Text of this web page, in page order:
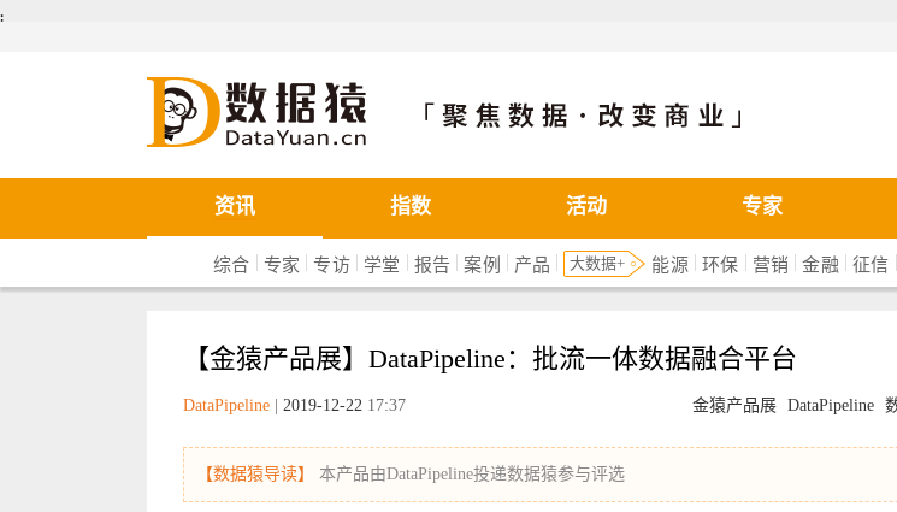
܄
数据猿
资讯 指数 活动 专家
综合 | 专家 |专访| 学堂 | 报告 | 案例 | 产品 | 大数据+ 能源 |环保 | 营销 |金融 |征信 |
【金猿产品展】DataPipeline：批流一体数据融合平台
金猿产品展 DataPipeline
DataPipeline 2019-12-22 17:37
【数据猿导读】 本产品由DataPipeline投递数据猿参与评选